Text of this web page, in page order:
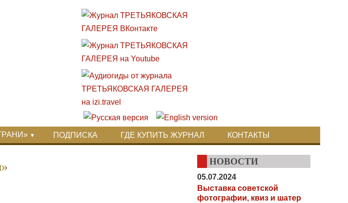
ПОДПИСКА ГДЕ КУПИТЬ ЖУРНАЛ КОНТАКТЫ
НОВОСТИ
05.07.2024
Выставка советской
фотографии, квиз и шатер